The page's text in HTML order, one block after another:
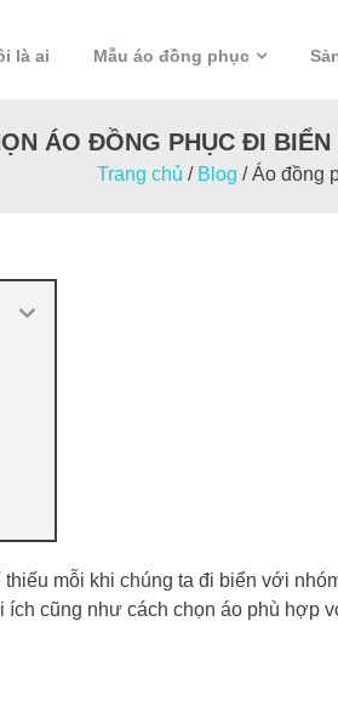
là ai Mẫu áo đồng phục
ÁO ĐỒNG PHỤC ĐI BIỂN
Trang chủ / Blog /Áo đồng
mỗi khi chúng ta đi biển với
cũng như cách chọn áo phù hợp